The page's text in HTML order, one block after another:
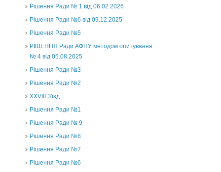
Рішення Ради № 1 від 06.02.2026
Рішення Ради №6 від 09.12.2025
Рішення Ради №5
РІШЕННЯ Ради АФНУ методом опитування
№ 4 від 05.08.2025
Рішення Ради №3
Рішення Ради №2
XXVIII З'їзд
Рішення Ради №1
Рішення Ради № 9
Рішення Ради №8
Рішення Ради №7
Рішення Ради №6